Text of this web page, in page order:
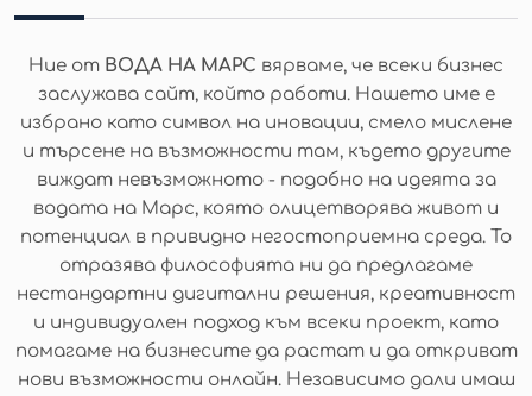
Ние от ВОДА НА МАРС вярваме, че всеки бизнес
заслужава сайт, който работи. Нашето име е
избрано като символ на иновации, смело мислене
и търсене на възможности там, където другите
виждат невъзможното - подобно на идеята за
водата на Марс, която олицетворява живот и
потенциал в привидно негостоприемна среда. То
отразява философията ни да предлагаме
нестандартни дигитални решения, креативност
и индивидуален подход към всеки проект, като
помагаме на бизнесите да растат и да откриват
нови възможности онлайн. Независимо дали имаш